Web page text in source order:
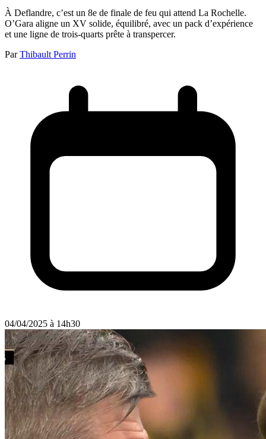
À Deflandre, c’est un 8e de finale de feu qui attend La Rochelle.
O’Gara aligne un XV solide, équilibré, avec un pack d’expérience
et une ligne de trois-quarts prête à transpercer.
Par Thibault Perrin
04/04/2025 à 14h30